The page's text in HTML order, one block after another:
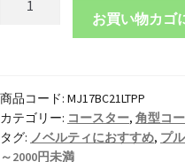
ー
ス
お買い物カゴ
商品コード: MJ17BC21LTPP
カテゴリー: コースター, 角型コ
タグ: ノベルティにおすすめ, プ
～2000円未満